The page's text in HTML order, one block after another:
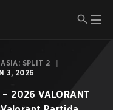
SPLIT 2
3, 2026
– 2026 VALORANT